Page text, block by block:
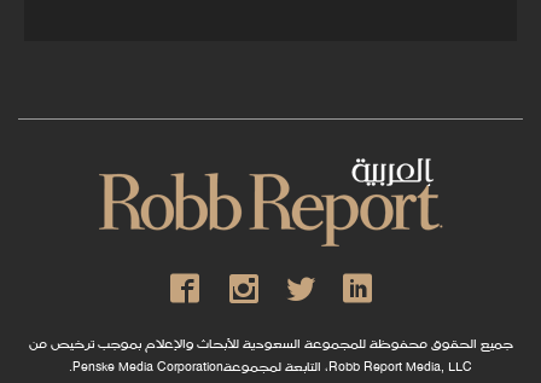
جميع الحقوق محفوظة للمجموعة السعودية للأبحاث والإعلام بموجب ترخيص من
Robb Report Media, LLC، التابعة لمجموعةPenske Media Corporation.